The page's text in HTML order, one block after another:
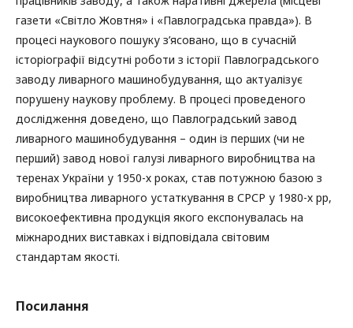
газети «Світло Жовтня» і «Павлоградська правда»). В
процесі наукового пошуку з’ясовано, що в сучасній
історіографії відсутні роботи з історії Павлоградського
заводу ливарного машинобудування, що актуалізує
порушену наукову проблему. В процесі проведеного
дослідження доведено, що Павлоградський завод
ливарного машинобудування – один із перших (чи не
перший) завод нової галузі ливарного виробництва на
теренах України у 1950-х роках, став потужною базою з
виробництва ливарного устаткування в СРСР у 1980-х рр,
високоефективна продукція якого експонувалась на
міжнародних виставках і відповідала світовим
стандартам якості.
Посилання